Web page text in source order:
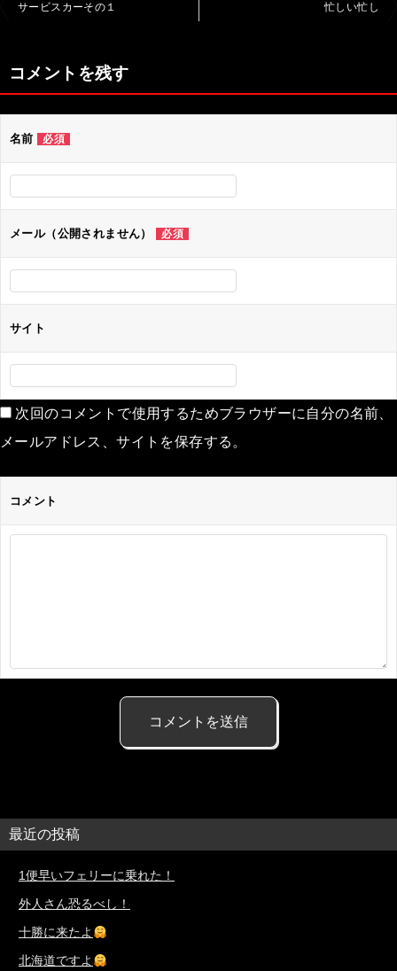
ビ
ゲ
ー
シ
ョ
ン
サービスカーその１ 忙しい忙し
コメントを残す
名前 必須
メール（公開されません） 必須
サイト
次回のコメントで使用するためブラウザーに自分の名前、
メールアドレス、サイトを保存する。
コメント
最近の投稿
1便早いフェリーに乗れた！
外人さん恐るべし！
十勝に来たよ
北海道ですよ